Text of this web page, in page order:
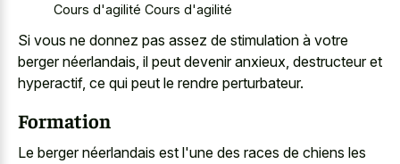
Cours d'agilité Cours d'agilité
Si vous ne donnez pas assez de stimulation à votre
berger néerlandais, il peut devenir anxieux, destructeur et
hyperactif, ce qui peut le rendre perturbateur.
Formation
Le berger néerlandais est l'une des races de chiens les